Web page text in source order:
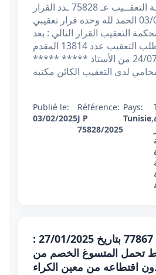
محكمــــــة التعقــيب عـ 75828 ـدد القرار
تـاريـــخه: 03/02/2025 الحمد لله وحده قرار تعقيبي
التعقيب القرار التالي : بعد
الإطلاع على مطلب التعقيب عدد 13814 المقدم
بتاريخ 24/07/2024 من الأستاذ ***** *****
Publié le:
03/02/2025
Référence:
J P
75828/2025
Pays:
Tunisie,
قرار تعقيبي عدد 77867 بتاريخ 27/01/2025 :
تحمل المتسوغ الخصم من
اقتطاعه من معين الكراء